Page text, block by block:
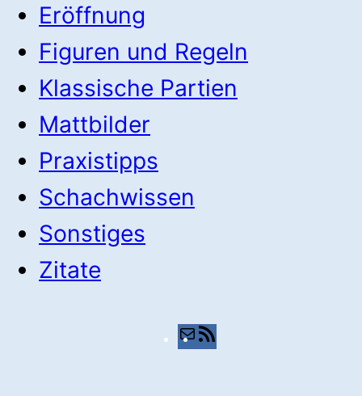
Eröffnung
Figuren und Regeln
Klassische Partien
Mattbilder
Praxistipps
Schachwissen
Sonstiges
Zitate
E-